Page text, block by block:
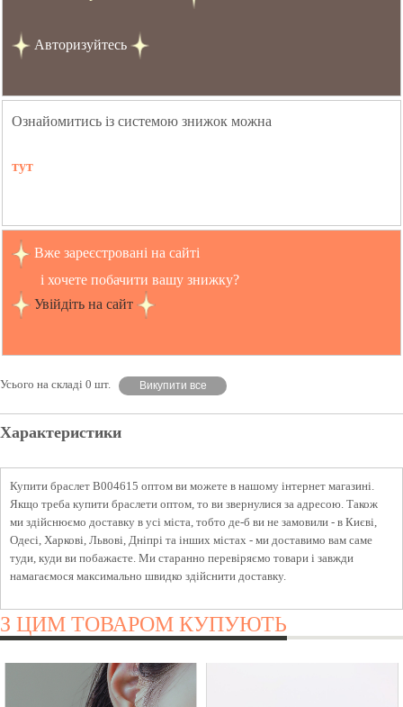
Авторизуйтесь
Ознайомитись із системою знижок можна
тут
Вже зареєстровані на сайті
і хочете побачити вашу знижку?
Увійдіть на сайт
Усього на складі 0 шт. Викупити все
Характеристики
Купити браслет B004615 оптом ви можете в нашому інтернет магазині.
Якщо треба купити браслети оптом, то ви звернулися за адресою. Також
ми здійснюємо доставку в усі міста, тобто де-б ви не замовили - в Києві,
Одесі, Харкові, Львові, Дніпрі та інших містах - ми доставимо вам саме
туди, куди ви побажаєте. Ми старанно перевіряємо товари і завжди
намагаємося максимально швидко здійснити доставку.
З ЦИМ ТОВАРОМ КУПУЮТЬ